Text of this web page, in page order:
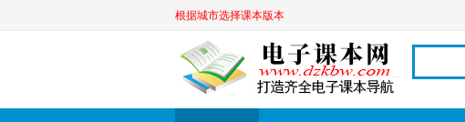
根据城市选择课本版本